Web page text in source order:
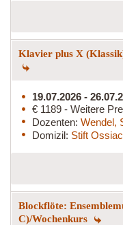
Klavier plus X
19.07.2026 -
€ 1189 - Weitere
Dozenten: Wendel,
Domizil: Stift
Blockflöte:
C)/Wochenkurs